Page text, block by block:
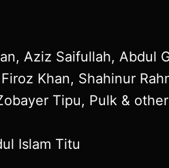
Aziz Saifullah, Abdul
Khan, Shahinur
Tipu, Pulk &
Islam Titu